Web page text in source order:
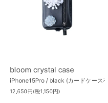
bloom crystal case
iPhone15Pro / black (カードケース有)
12,650円(税1,150円)